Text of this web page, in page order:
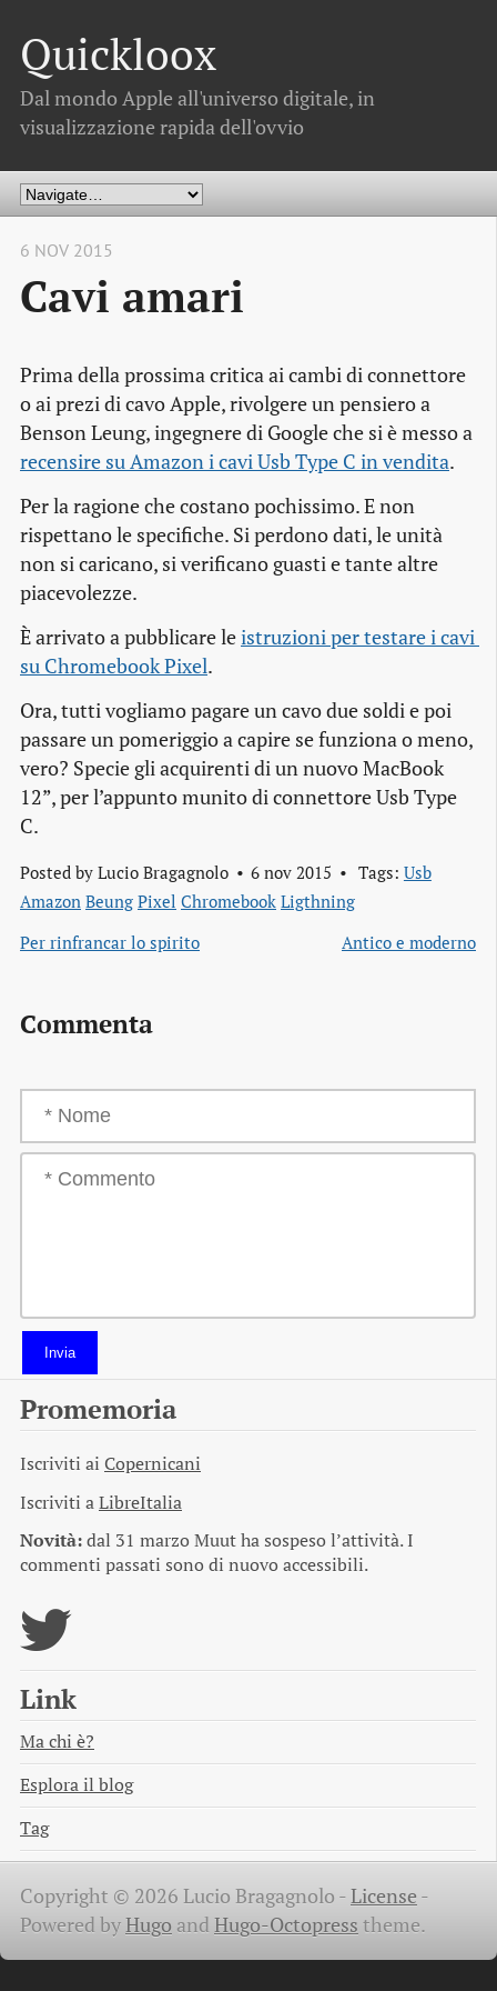
Quickloox
Dal mondo Apple all'universo digitale, in
visualizzazione rapida dell'ovvio
6 NOV 2015
Cavi amari
Prima della prossima critica ai cambi di connettore
o ai prezi di cavo Apple, rivolgere un pensiero a
Benson Leung, ingegnere di Google che si è messo a
recensire su Amazon i cavi Usb Type C in vendita.
Per la ragione che costano pochissimo. E non
rispettano le specifiche. Si perdono dati, le unità
non si caricano, si verificano guasti e tante altre
piacevolezze.
È arrivato a pubblicare leistruzioni per testare i cavi
su Chromebook Pixel.
Ora, tutti vogliamo pagare un cavo due soldi e poi
passare un pomeriggio a capire se funziona o meno,
vero? Specie gli acquirenti di un nuovo MacBook
12”, per l’appunto munito di connettore Usb Type
C.
Posted by Lucio Bragagnolo 6 nov 2015 Tags: Usb
Amazon Beung Pixel Chromebook Ligthning
Per rinfrancar lo spirito
Antico e moderno
Commenta
Invia
Promemoria
Iscriviti ai Copernicani
Iscriviti aLibreItalia
Novità:dal 31 marzo Muut ha sospeso l’attività. I
commenti passati sono di nuovo accessibili.
Link
Ma chi è?
Esplora il blog
Tag
Copyright © 2026 Lucio Bragagnolo -License -
Powered byHugo and Hugo-Octopress theme.